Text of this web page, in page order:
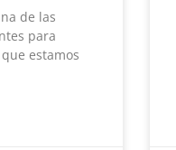
de las
para
estamos